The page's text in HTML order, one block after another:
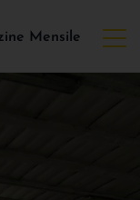
Mensile